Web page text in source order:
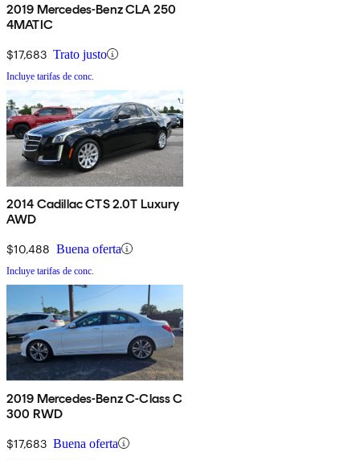
2019 Mercedes-Benz CLA 250
4MATIC
$17,683 Trato justo
Incluye tarifas de conc.
2014 Cadillac CTS 2.0T Luxury
AWD
$10,488 Buena oferta
Incluye tarifas de conc.
2019 Mercedes-Benz C-Class C
300 RWD
$17,683 Buena oferta